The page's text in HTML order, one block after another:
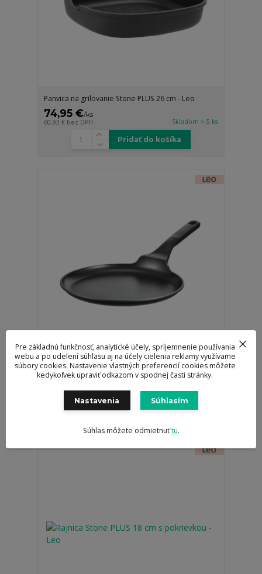
Panvica na grilovanie Stone PLUS 26 cm - Leo
74,95 €/ks
60,93 € bez DPH Skladom > 5 ks
Pridať do košíka
Panvica na palacinky Stone PLUS 25 cm - Leo
51,18 €bez DPH Skladom > 5 ks
Pridať do košíka
Pre základnú funkčnosť, analytické účely, spríjemnenie používania
webu a po udelení súhlasu aj na účely cielenia reklamy využívame
súbory cookies. Nastavenie vlastných preferencií cookies môžete
kedykoľvek upraviť odkazom v spodnej časti stránky.
Nastavenia Súhlasím
Súhlas môžete odmietnuťtu.